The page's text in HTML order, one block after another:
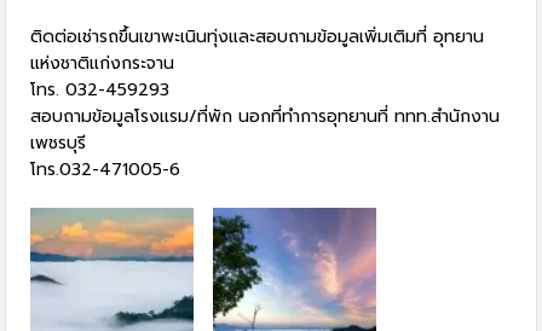
ติดต่อเช่ารถขึ้นเขาพะเนินทุ่งและสอบถามข้อมูลเพิ่มเติมที่ อุทยาน
แห่งชาติแก่งกระจาน
โทร. 032-459293
สอบถามข้อมูลโรงแรม/ที่พัก นอกที่ทำการอุทยานที่ ททท.สำนักงาน
เพชรบุรี
โทร.032-471005-6